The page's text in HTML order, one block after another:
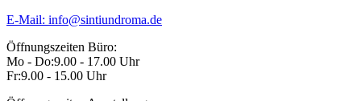
E-Mail: info@sintiundroma.de
Öffnungszeiten Büro:
Mo - Do:9.00 - 17.00 Uhr
Fr:9.00 - 15.00 Uhr